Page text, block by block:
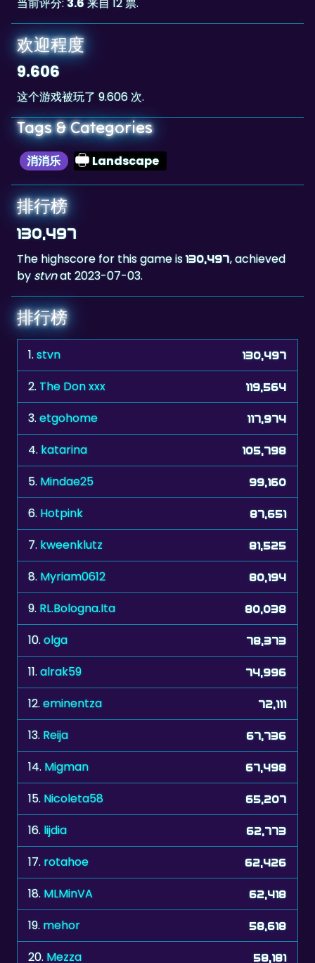
欢迎程度
9.606
这个游戏被玩了 9.606 次.
Tags & Categories
消消乐 Landscape
排行榜
130,497
The highscore for this game is
bystvnat 2023-07-03.
排行榜
1.stvn
2.The Don xxx 119,564
3. etgohome 117,974
4.katarina 105,798
5. Mindae25 99,160
6. Hotpink 87,651
7. kweenklutz 81,525
8. Myriam0612 80,194
9. RL.Bologna.Ita 80,038
10.olga 78,373
11. alrak59 74,996
12.eminentza 72,111
13. Reija 67,736
14.Migman 67,498
15. Nicoleta58 65,207
16. lijdia 62,773
17. rotahoe 62,426
18. MLMinVA 62,418
19. mehor 58,618
20.Mezza 58,181
21. adi67 56,513